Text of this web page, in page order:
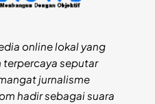
online lokal yang
terpercaya seputar
jurnalisme
hadir sebagai suara